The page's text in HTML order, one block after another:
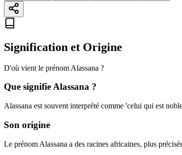
Signification et Origine
D'où vient le prénom Alassana ?
Que signifieAlassana ?
Alassana est souvent interprété comme 'celui qui est
Son origine
Le prénom Alassana a des racines africaines, plus